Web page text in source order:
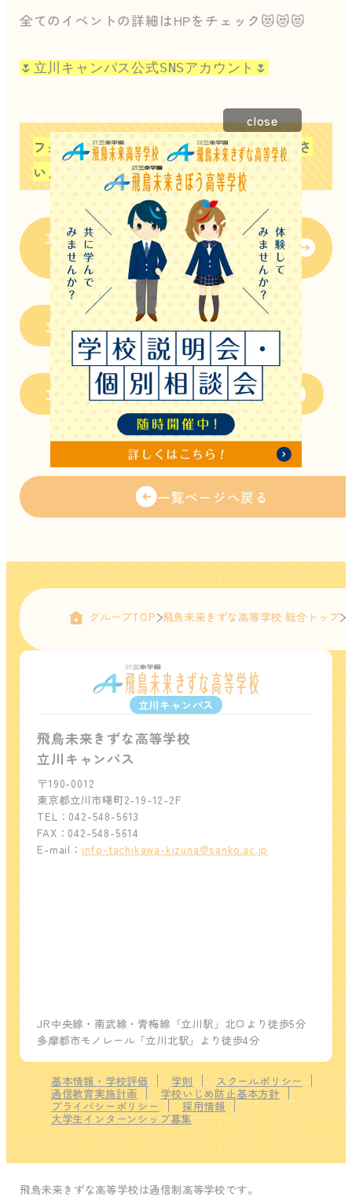
全てのイベントの詳細はHPをチェック😻😻😻
🌷立川キャンパス公式SNSアカウント🌷
フォローして、在校生の様子をぜひご覧下さ
い ♪
立川キャンパスInstagram公式アカウン
ト
立川キャンパスX公式アカウント
立川キャンパスTikTok公式アカウント
一覧ページへ戻る
グループTOP 飛鳥未来きずな高等学校 総合トップ
立川キャンパス
飛鳥未来きずな高等学校
立川キャンパス
〒190-0012
東京都立川市曙町2-19-12-2F
TEL：042-548-5613
FAX：042-548-5614
E-mail： info-tachikawa-kizuna@sanko.ac.jp
JR中央線・南武線・青梅線「立川駅」北口より徒歩5分
多摩都市モノレール「立川北駅」より徒歩4分
基本情報・学校評価 学則
スクールポリシー
通信教育実施計画
学校いじめ防止基本方針
プライバシーポリシー
採用情報
大学生インターンシップ募集
飛鳥未来きずな高等学校は通信制高等学校です。
close